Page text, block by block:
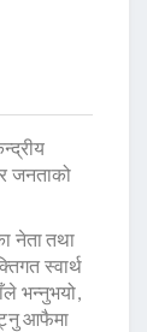
जनताको
नेता तथा
स्वार्थ
भन्नुभयो,
फुट्नु आफैमा